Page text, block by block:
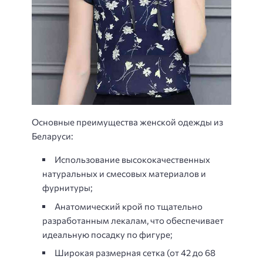
Основные преимущества женской одежды из
Беларуси:
Использование высококачественных
натуральных и смесовых материалов и
фурнитуры;
Анатомический крой по тщательно
разработанным лекалам, что обеспечивает
идеальную посадку по фигуре;
Широкая размерная сетка (от 42 до 68